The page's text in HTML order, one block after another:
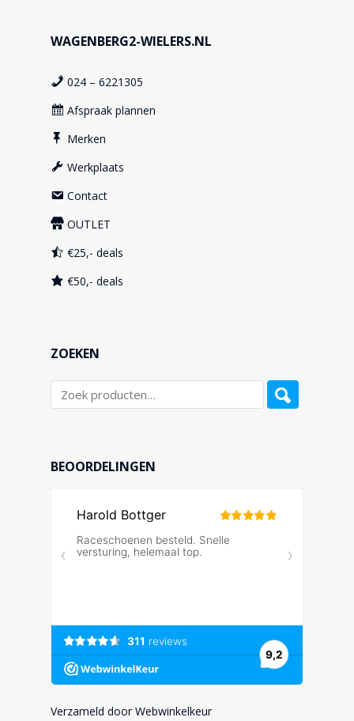
WAGENBERG2-WIELERS.NL
024 – 6221305
Afspraak plannen
Merken
Werkplaats
Contact
OUTLET
€25,- deals
€50,- deals
ZOEKEN
BEOORDELINGEN
Verzameld door Webwinkelkeur